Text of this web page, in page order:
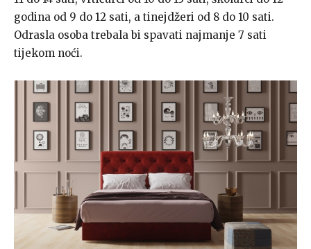
godina od 9 do 12 sati, a tinejdžeri od 8 do 10 sati.
Odrasla osoba trebala bi spavati najmanje 7 sati
tijekom noći.